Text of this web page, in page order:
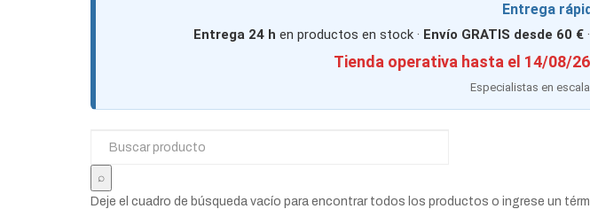
Entrega
Entrega 24 h en productos en stock · Envío GRATIS desde 60 €
Tienda operativa hasta el 14/08/
Especialistas en
Deje el cuadro de búsqueda vacío para encontrar todos los productos o ingrese un